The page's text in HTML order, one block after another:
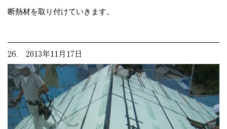
断熱材を取り付けていきます。
26. 2013年11月17日